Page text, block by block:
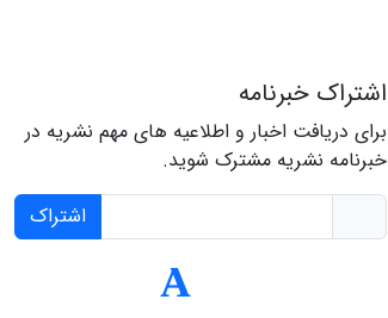
اشتراک خبرنامه
برای دریافت اخبار و اطلاعیه های مهم نشریه در
خبرنامه نشریه مشترک شوید.
اشتراک